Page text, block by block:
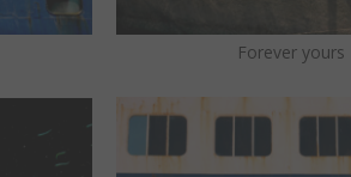
Forever yours